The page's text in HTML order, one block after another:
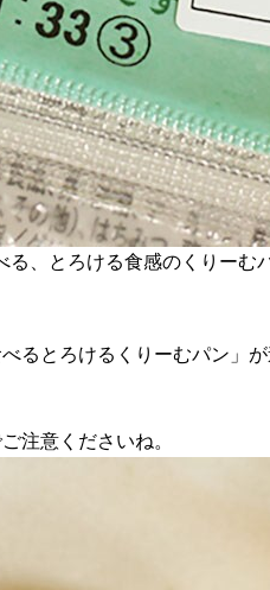
、とろける食感のくりー
るとろけるくりーむパン」
注意くださいね。